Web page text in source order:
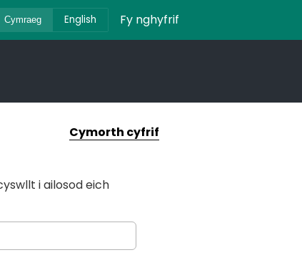
Cymraeg English Fy nghyfrif
Cymorth cyfrif
i ailosod eich